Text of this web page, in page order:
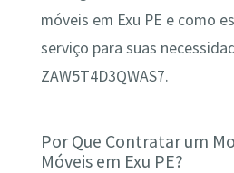
móveis em Exu PE e como
serviço para suas
ZAW5T4D3QWAS7.
Por Que Contratar um
Móveis em Exu PE?